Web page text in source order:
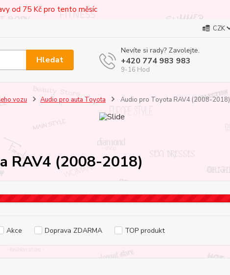
od 75 Kč pro tento měsíc
CZK
Hledat
Nevíte si rady? Zavolejte.
+420 774 983 983
9-16 Hod
vozu Audio pro auta Toyota Audio pro Toyota RAV4 (2008-2018)
RAV4 (2008-2018)
Akce Doprava ZDARMA TOP produkt